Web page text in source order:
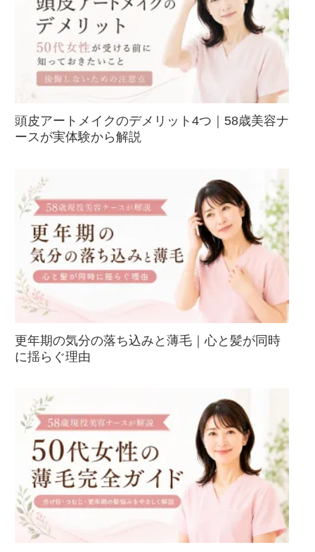
頭皮アートメイクのデメリット4つ｜58歳美容ナ
ースが実体験から解説
更年期の気分の落ち込みと薄毛｜心と髪が同時
に揺らぐ理由